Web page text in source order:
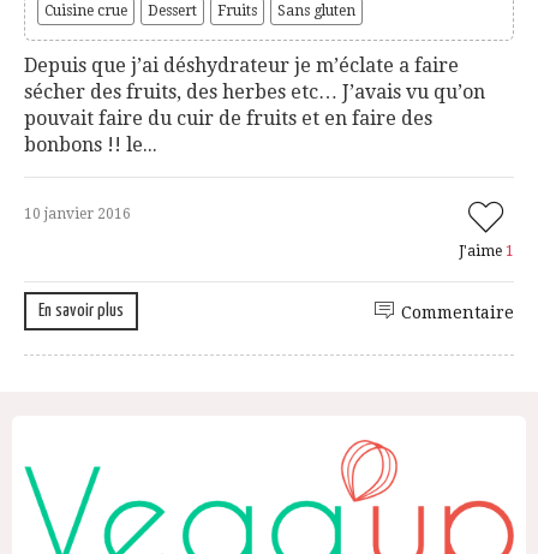
Cuisine crue Dessert Fruits Sans gluten
Depuis que j’ai déshydrateur je m’éclate a faire
sécher des fruits, des herbes etc… J’avais vu qu’on
pouvait faire du cuir de fruits et en faire des
bonbons !! le...
10 janvier 2016
J'aime 1
En savoir plus Commentaire